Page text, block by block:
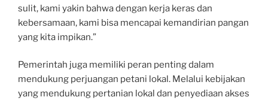
sulit, kami yakin bahwa dengan kerja keras dan
kebersamaan, kami bisa mencapai kemandirian pangan
yang kita impikan.”
Pemerintah juga memiliki peran penting dalam
mendukung perjuangan petani lokal. Melalui kebijakan
yang mendukung pertanian lokal dan penyediaan akses